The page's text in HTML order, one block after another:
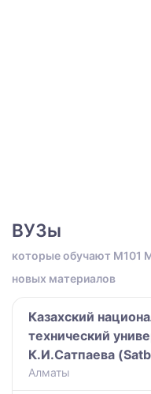
ВУЗы
которые обучают M101
новых материалов
Казахский
технический
К.И.Сатпаева
Алматы